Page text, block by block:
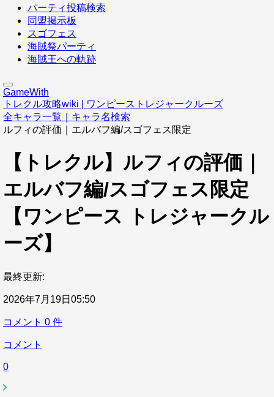
パーティ投稿検索
同盟掲示板
スゴフェス
海賊祭パーティ
海賊王への軌跡
GameWith
トレクル攻略wiki | ワンピーストレジャークルーズ
全キャラ一覧｜キャラ名検索
ルフィの評価｜エルバフ編/スゴフェス限定
【トレクル】ルフィの評価｜
エルバフ編/スゴフェス限定
【ワンピース トレジャークル
ーズ】
最終更新:
2026年7月19日05:50
コメント 0 件
コメント
0